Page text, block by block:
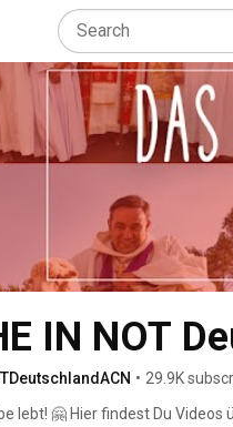
IN NOT
• 29.9K
lebt! 🤗 Hier findest Du